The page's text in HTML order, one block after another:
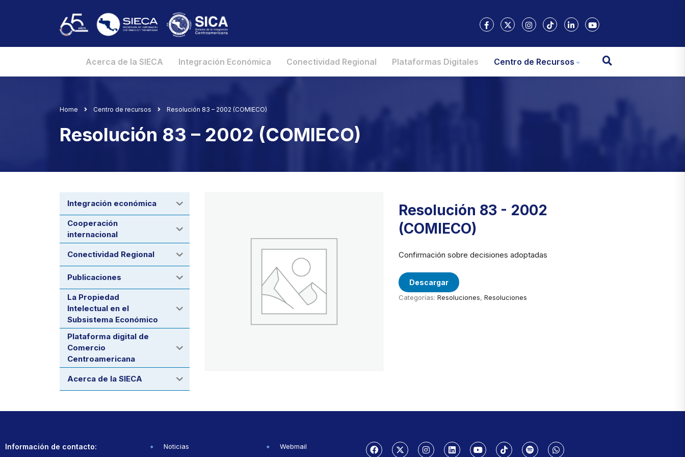
Acerca de la SIECA Integración Económica Conectividad Regional Plataformas Digitales Centro de Recursos
Home Centro de recursos Resolución 83 – 2002 (COMIECO)
Resolución 83 – 2002 (COMIECO)
Resolución 83 - 2002
(COMIECO)
Confirmación sobre decisiones adoptadas
Descargar
Categorías: Resoluciones, Resoluciones
Integración económica
Cooperación
internacional
Conectividad Regional
Publicaciones
La Propiedad
Intelectual en el
Subsistema Económico
Plataforma digital de
Comercio
Centroamericana
Acerca de la SIECA
Información de contacto: Noticias Webmail